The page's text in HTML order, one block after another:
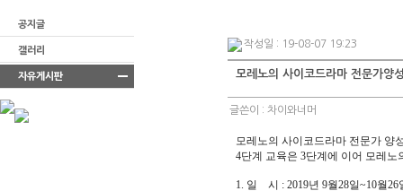
공지글
갤러리
자유게시판
작성일 : 19-08-07 19:23
모레노의 사이코드라마 전문가양
글쓴이 :차이와너머
모레노의 사이코드라마 전문가 양
4단계 교육은 3단계에 이어 모레
1. 일 시 : 2019년 9월28일~10월